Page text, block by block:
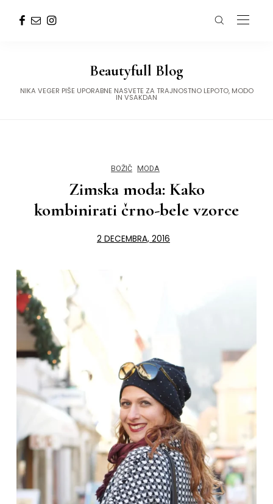
Beautyfull Blog
NIKA VEGER PIŠE UPORABNE NASVETE ZA TRAJNOSTNO LEPOTO, MODO
IN VSAKDAN
BOŽIČ MODA
Zimska moda: Kako
kombinirati črno-bele vzorce
2 DECEMBRA, 2016